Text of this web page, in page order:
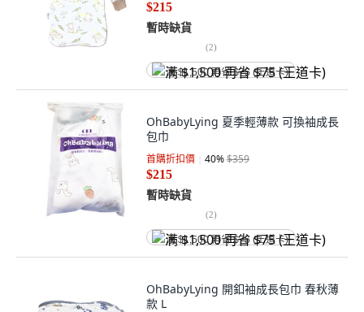
$215
暫時缺貨
(2)
满 $1,500 再省 $75 (王道卡)
OhBabyLying 夏季輕薄款 可換袖成長
包巾
首購折扣價 40%$359
$215
暫時缺貨
(2)
满 $1,500 再省 $75 (王道卡)
OhBabyLying 開釦袖成長包巾 春秋薄
款 L